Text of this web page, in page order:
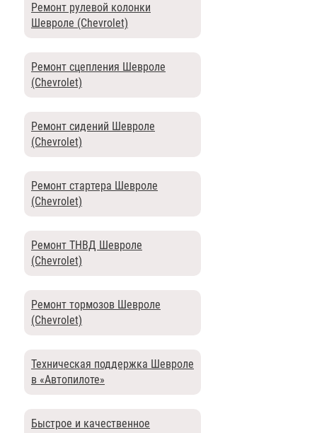
Ремонт рулевой колонки
Шевроле (Chevrolet)
Ремонт сцепления Шевроле
(Chevrolet)
Ремонт сидений Шевроле
(Chevrolet)
Ремонт стартера Шевроле
(Chevrolet)
Ремонт ТНВД Шевроле
(Chevrolet)
Ремонт тормозов Шевроле
(Chevrolet)
Техническая поддержка Шевроле
в «Автопилоте»
Быстрое и качественное